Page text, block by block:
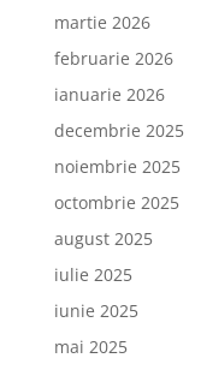
martie 2026
februarie 2026
ianuarie 2026
decembrie 2025
noiembrie 2025
octombrie 2025
august 2025
iulie 2025
iunie 2025
mai 2025